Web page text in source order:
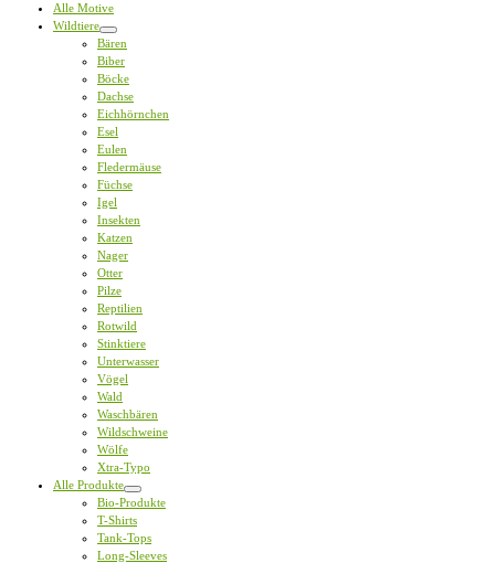
Alle Motive
Wildtiere
Bären
Biber
Böcke
Dachse
Eichhörnchen
Esel
Eulen
Fledermäuse
Füchse
Igel
Insekten
Katzen
Nager
Otter
Pilze
Reptilien
Rotwild
Stinktiere
Unterwasser
Vögel
Wald
Waschbären
Wildschweine
Wölfe
Xtra-Typo
Alle Produkte
Bio-Produkte
T-Shirts
Tank-Tops
Long-Sleeves